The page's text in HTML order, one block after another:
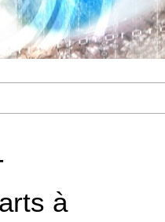
à